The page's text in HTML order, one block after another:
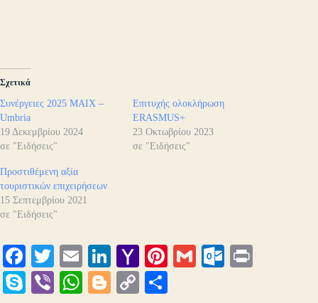
Σχετικά
Συνέργειες 2025 ΜΑΙΧ –
Umbria
19 Δεκεμβρίου 2024
σε "Ειδήσεις"
Επιτυχής ολοκλήρωση
ERASMUS+
23 Οκτωβρίου 2023
σε "Ειδήσεις"
Προστιθέμενη αξία
τουριστικών επιχειρήσεων
15 Σεπτεμβρίου 2021
σε "Ειδήσεις"
Fa
ce
T
wi
E
m
Li
nk
Y
ah
Pi
G
O
S
Vi
W
Bl
C